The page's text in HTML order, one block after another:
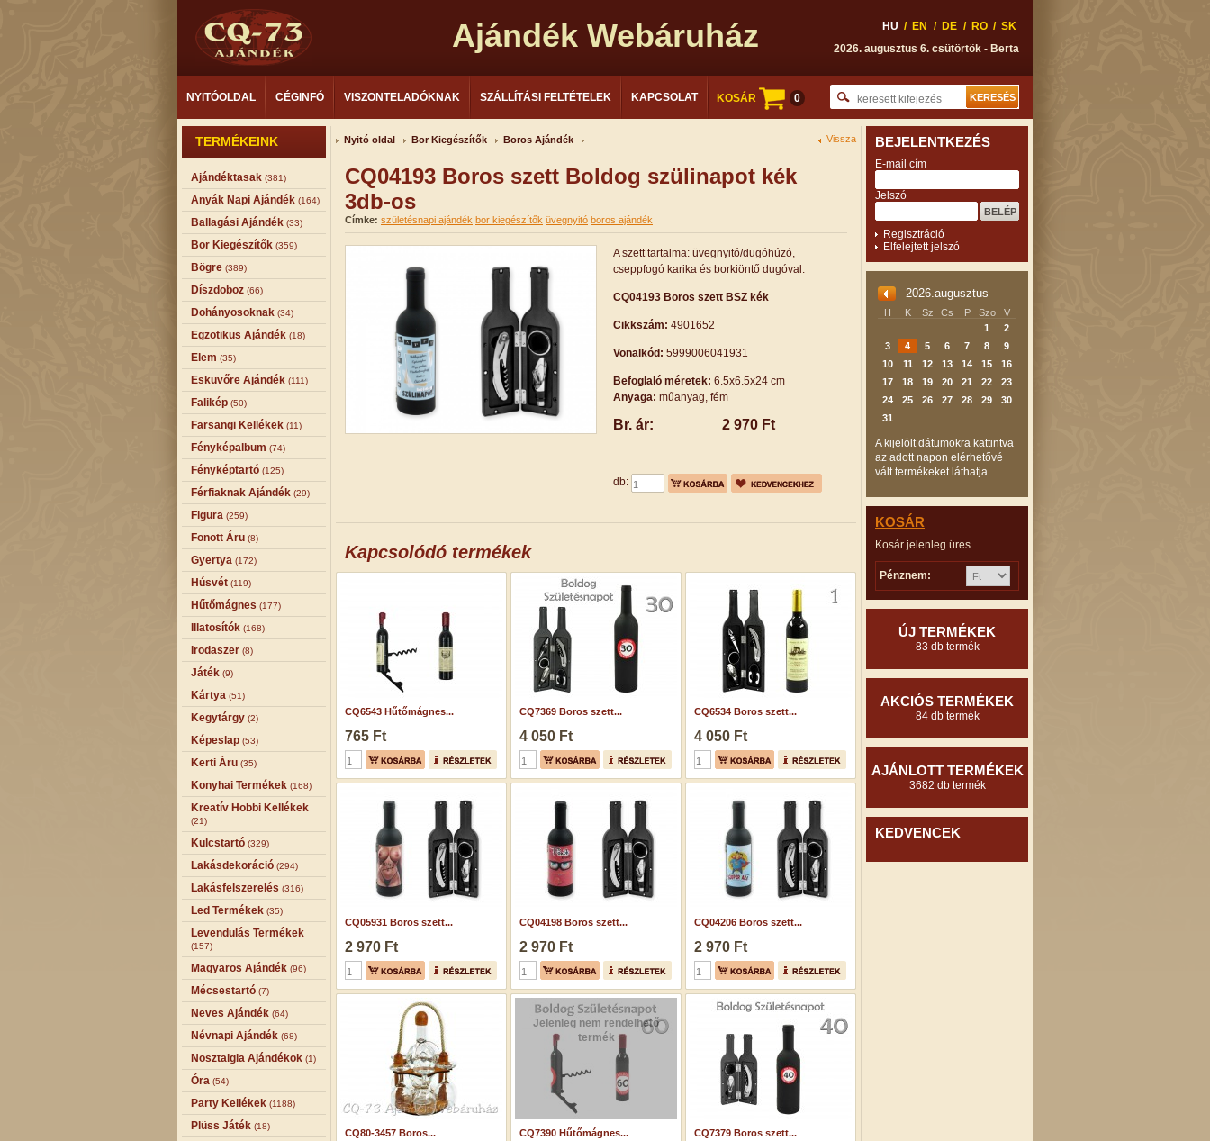
Ajándék Webáruház HU / EN / DE / RO / SK
2026. augusztus 6. csütörtök - Berta
NYITÓOLDAL CÉGINFÓ VISZONTELADÓKNAK SZÁLLÍTÁSI FELTÉTELEK KAPCSOLAT KOSÁR 0
TERMÉKEINK
Ajándéktasak (381)
Anyák Napi Ajándék (164)
Ballagási Ajándék (33)
Bor Kiegészítők (359)
Bögre (389)
Díszdoboz (66)
Dohányosoknak (34)
Egzotikus Ajándék (18)
Elem (35)
Esküvőre Ajándék (111)
Falikép (50)
Farsangi Kellékek (11)
Fényképalbum (74)
Fényképtartó (125)
Férfiaknak Ajándék (29)
Figura (259)
Fonott Áru (8)
Gyertya (172)
Húsvét (119)
Hűtőmágnes (177)
Illatosítók (168)
Irodaszer (8)
Játék (9)
Kártya (51)
Kegytárgy (2)
Képeslap (53)
Kerti Áru (35)
Konyhai Termékek (168)
Kreatív Hobbi Kellékek
(21)
Kulcstartó (329)
Lakásdekoráció (294)
Lakásfelszerelés (316)
Led Termékek (35)
Levendulás Termékek
(157)
Magyaros Ajándék (96)
Mécsestartó (7)
Neves Ajándék (64)
Névnapi Ajándék (68)
Nosztalgia Ajándékok (1)
Óra (54)
Party Kellékek (1188)
Plüss Játék (18)
Nyitó oldal Bor Kiegészítők Boros Ajándék Vissza
CQ04193 Boros szett Boldog szülinapot kék
3db-os
Címke: születésnapi ajándék bor kiegészítők üvegnyitó boros ajándék
A szett tartalma: üvegnyitó/dugóhúzó,
cseppfogó karika és borkiöntő dugóval.
CQ04193 Boros szett BSZ kék
Cikkszám: 4901652
Vonalkód: 5999006041931
Befoglaló méretek: 6.5x6.5x24 cm
Anyaga: műanyag, fém
Br. ár: 2 970 Ft
db:
Kapcsolódó termékek
CQ6543 Hűtőmágnes...
765 Ft
CQ7369 Boros szett...
4 050 Ft
CQ6534 Boros szett...
4 050 Ft
CQ05931 Boros szett...
2 970 Ft
CQ04198 Boros szett...
2 970 Ft
CQ04206 Boros szett...
2 970 Ft
CQ80-3457 Boros...
Jelenleg nem rendelhető
termék
CQ7390 Hűtőmágnes... CQ7379 Boros szett...
BEJELENTKEZÉS
E-mail cím
Jelszó
Regisztráció
Elfelejtett jelszó
2026.augusztus
H K Sz Cs P Szo
V
1
2
3
4 5 6 7 8
9
10
11 12 13 14 15
16
17
18 19 20 21 22
23
24
25 26 27 28 29
30
31
A kijelölt dátumokra kattintva
az adott napon elérhetővé
vált termékeket láthatja.
KOSÁR
Kosár jelenleg üres.
Pénznem:
ÚJ TERMÉKEK
83 db termék
AKCIÓS TERMÉKEK
84 db termék
AJÁNLOTT TERMÉKEK
3682 db termék
KEDVENCEK